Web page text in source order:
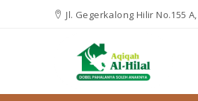
Jl. Gegerkalong Hilir No.155